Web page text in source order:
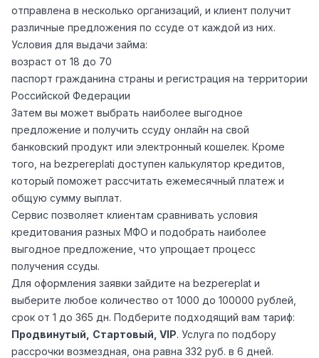
отправлена в несколько организаций, и клиент получит
различные предложения по ссуде от каждой из них.
Условия для выдачи займа:
возраст от 18 до 70
паспорт гражданина страны и регистрация на территории
Российской Федерации
Затем вы может выбрать наиболее выгодное
предложение и получить ссуду онлайн на свой
банковский продукт или электронный кошелек. Кроме
того, на bezpereplati доступен калькулятор кредитов,
который поможет рассчитать ежемесячный платеж и
общую сумму выплат.
Сервис позволяет клиентам сравнивать условия
кредитования разных МФО и подобрать наиболее
выгодное предложение, что упрощает процесс
получения ссуды.
Для оформления заявки зайдите на bezpereplat и
выберите любое количество от 1000 до 100000 рублей,
срок от 1 до 365 дн. Подберите подходящий вам тариф:
Продвинутый,
Стартовый, VIP. Услуга по подбору
рассрочки возмездная, она равна 332 руб. в 6 дней.